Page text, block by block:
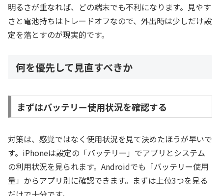
明るさが重なれば、どの端末でも不利になります。見やす
さと電池持ちはトレードオフなので、外出時は少しだけ設
定を落とすのが現実的です。
何を優先して見直すべきか
まずはバッテリー使用状況を確認する
対策は、感覚ではなく使用状況を見て決めたほうが早いで
す。iPhoneは設定の「バッテリー」でアプリとシステム
の利用状況を見られます。Androidでも「バッテリー使用
量」からアプリ別に確認できます。まずは上位3つを見る